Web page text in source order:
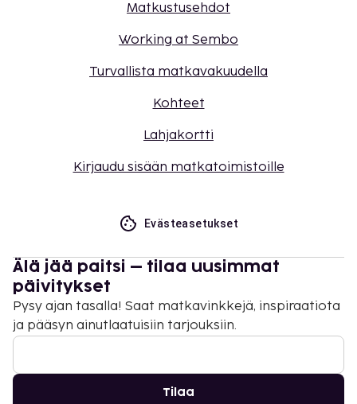
Matkustusehdot
Working at Sembo
Turvallista matkavakuudella
Kohteet
Lahjakortti
Kirjaudu sisään matkatoimistoille
Evästeasetukset
Älä jää paitsi – tilaa uusimmat
päivitykset
Pysy ajan tasalla! Saat matkavinkkejä, inspiraatiota
ja pääsyn ainutlaatuisiin tarjouksiin.
Tilaa